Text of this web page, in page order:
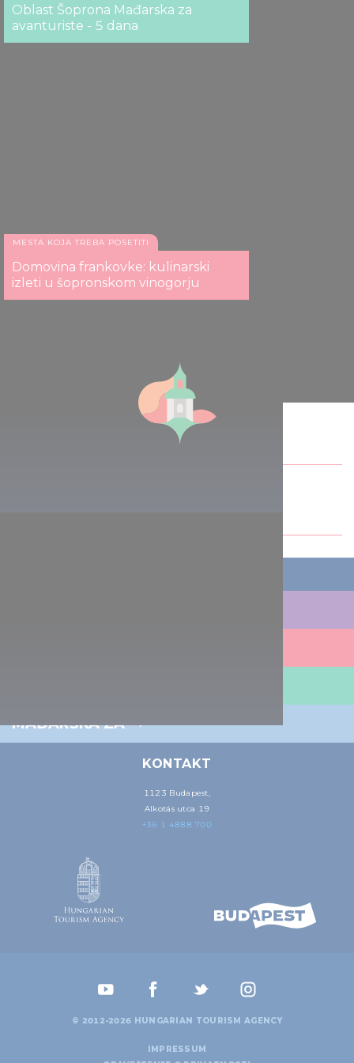
Oblast Šoprona Mađarska za
avanturiste - 5 dana
MESTA KOJA TREBA POSETITI
Domovina frankovke: kulinarski
izleti u šopronskom vinogorju
MAĐARSKA ZA
KONTAKT
1123 Budapest,
Alkotás utca 19
+36 1 4888 700
© 2012-2026 HUNGARIAN TOURISM AGENCY
IMPRESSUM